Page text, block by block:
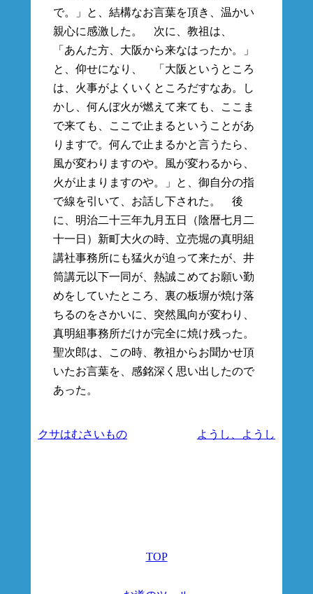
で。」と、結構なお言葉を頂き、温かい
親心に感激した。 次に、教祖は、
「あんた方、大阪から来なはったか。」
と、仰せになり、 「大阪というところ
は、火事がよくいくところだすなあ。し
かし、何んぼ火が燃えて来ても、ここま
で来ても、ここで止まるということがあ
りますで。何んで止まるかと言うたら、
風が変わりますのや。風が変わるから、
火が止まりますのや。」と、御自分の指
で線を引いて、お話し下された。 後
に、明治二十三年九月五日（陰暦七月二
十一日）新町大火の時、立売堀の真明組
講社事務所にも猛火が迫って来たが、井
筒講元以下一同が、熱誠こめてお願い勤
めをしていたところ、裏の板塀が焼け落
ちるのをさかいに、突然風向が変わり、
真明組事務所だけが完全に焼け残った。
聖次郎は、この時、教祖からお聞かせ頂
いたお言葉を、感銘深く思い出したので
あった。
クサはむさいもの ようし、ようし
TOP